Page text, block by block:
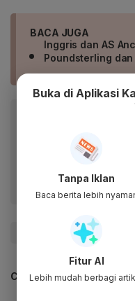
BACA JUGA
Inggris dan AS
Poundsterling
Dapatkan pengalaman
fitur menarik lainnya
#Amerika Serikat
CEK JUGA DATA INI
Buka di Aplikasi
Tanpa Iklan
Baca berita lebih
Fitur AI
Lebih mudah berbagi